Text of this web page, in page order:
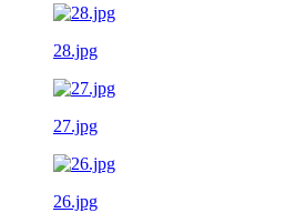
28.jpg
27.jpg
26.jpg